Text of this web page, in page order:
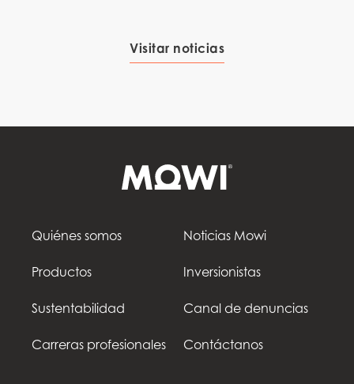
Visitar noticias
Quiénes somos
Productos
Sustentabilidad
Carreras profesionales
Noticias Mowi
Inversionistas
Canal de denuncias
Contáctanos